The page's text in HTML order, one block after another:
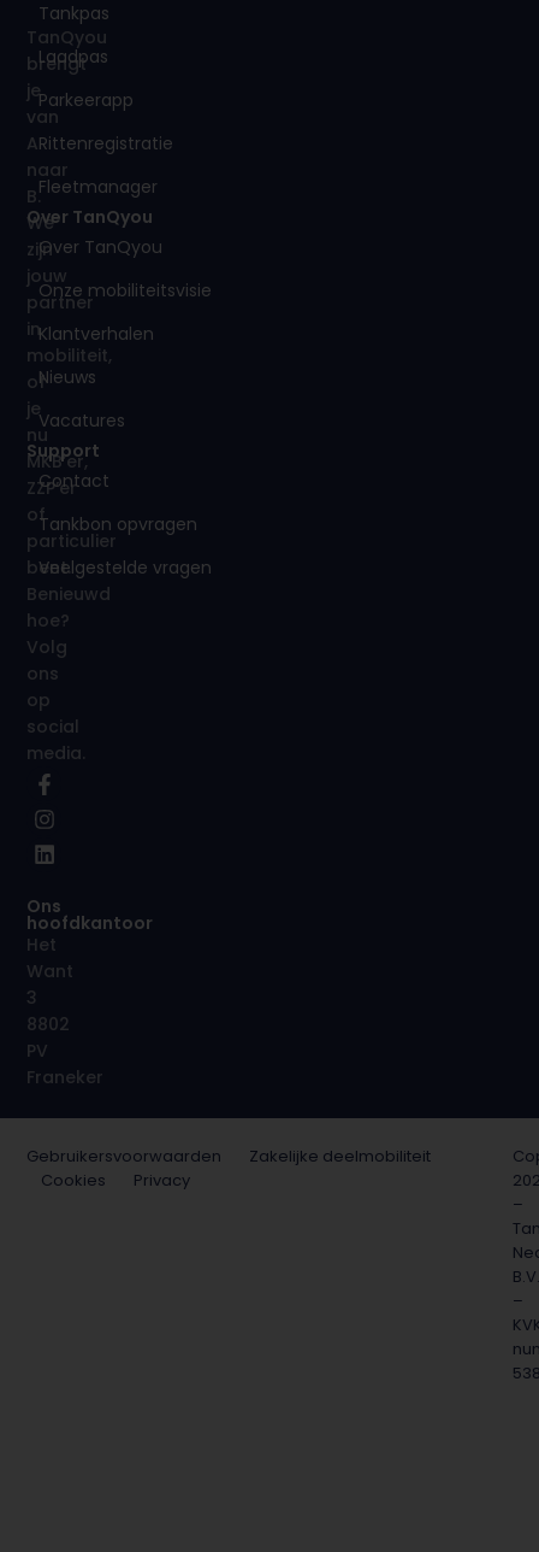
TanQyou
brengt
je
van
A
naar
B.
We
zijn
jouw
partner
in
mobiliteit,
of
je
nu
MKB’er,
ZZP’er
of
particulier
bent.
Benieuwd
hoe?
Volg
ons
op
social
media.
Ons
hoofdkantoor
Het
Want
3
8802
PV
Franeker
Tankpas
Laadpas
Parkeerapp
Rittenregistratie
Fleetmanager
Over TanQyou
Over TanQyou
Onze mobiliteitsvisie
Klantverhalen
Nieuws
Vacatures
Support
Contact
Tankbon opvragen
Veelgestelde vragen
Gebruikersvoorwaarden
Zakelijke deelmobiliteit
Cookies
Privacy
–
B.V.
–